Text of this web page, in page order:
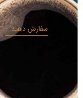
سفارش دهید...